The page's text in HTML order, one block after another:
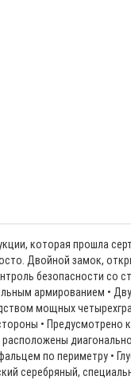
которая прошла
Двойной замок,
безопасности со
армированием •
мощных
• Предусмотрено
по периметру •
серебряный,